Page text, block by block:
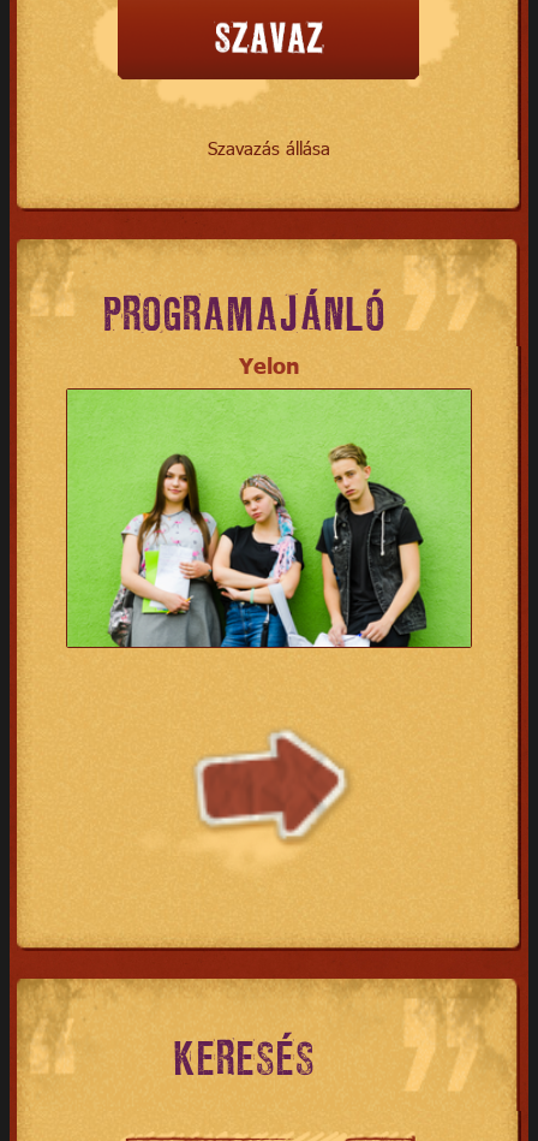
Szavazás állása
PROGRAMAJÁNLÓ
Yelon
KERESÉS